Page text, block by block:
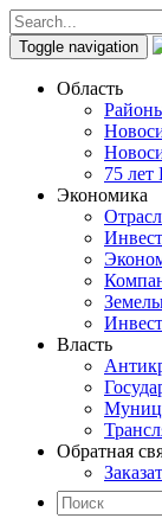
Toggle navigation
Область
75 лет
Экономика
Власть
Обратная